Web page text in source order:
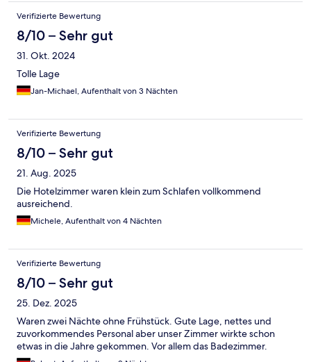
Verifizierte Bewertung
8/10 – Sehr gut
31. Okt. 2024
Tolle Lage
Jan-Michael, Aufenthalt von 3 Nächten
Verifizierte Bewertung
8/10 – Sehr gut
21. Aug. 2025
Die Hotelzimmer waren klein zum Schlafen vollkommend
ausreichend.
Michele, Aufenthalt von 4 Nächten
Verifizierte Bewertung
8/10 – Sehr gut
25. Dez. 2025
Waren zwei Nächte ohne Frühstück. Gute Lage, nettes und
zuvorkommendes Personal aber unser Zimmer wirkte schon
etwas in die Jahre gekommen. Vor allem das Badezimmer.